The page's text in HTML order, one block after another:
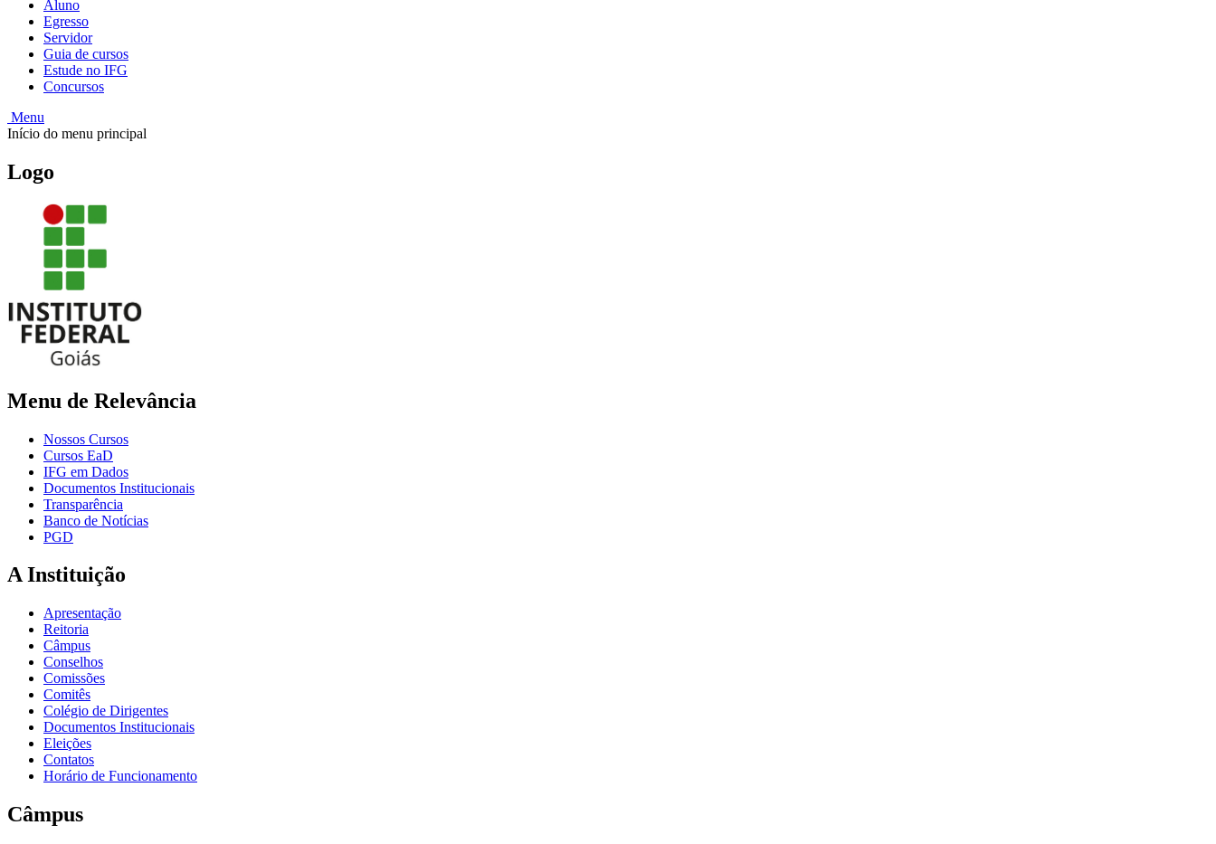
Aluno
Egresso
Servidor
Guia de cursos
Estude no IFG
Concursos
Menu
Início do menu principal
Logo
Menu de Relevância
Nossos Cursos
Cursos EaD
IFG em Dados
Documentos Institucionais
Transparência
Banco de Notícias
PGD
A Instituição
Apresentação
Reitoria
Câmpus
Conselhos
Comissões
Comitês
Colégio de Dirigentes
Documentos Institucionais
Eleições
Contatos
Horário de Funcionamento
Câmpus